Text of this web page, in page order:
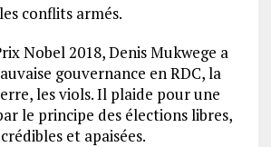
conflits armés.
Nobel 2018, Denis Mukwege a
gouvernance en RDC, la
les viols. Il plaide pour une
le principe des élections libres,
et apaisées.